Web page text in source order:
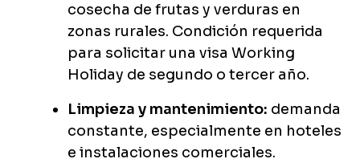
cosecha de frutas y verduras en
zonas rurales. Condición requerida
para solicitar una visa Working
Holiday de segundo o tercer año.
Limpieza y mantenimiento: demanda
constante, especialmente en hoteles
e instalaciones comerciales.